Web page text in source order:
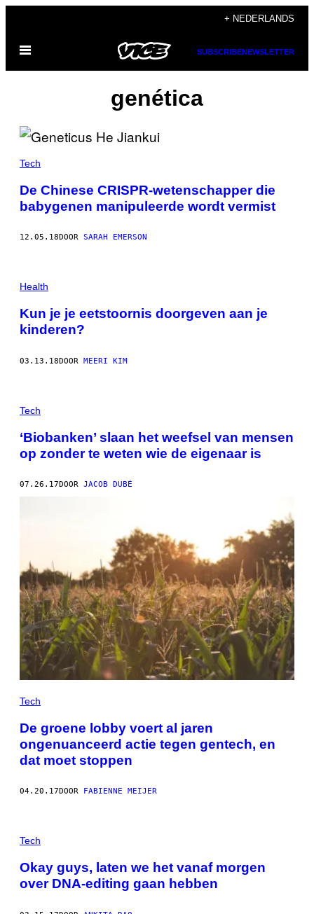
de
+ NEDERLANDS
Open
SUBSCRIBENEWSLETTER
genética
Tech
De Chinese CRISPR-wetenschapper die
babygenen manipuleerde wordt vermist
12.05.18DOOR SARAH EMERSON
Health
Kun je je eetstoornis doorgeven aan je
kinderen?
03.13.18DOOR MEERI KIM
Tech
‘Biobanken’ slaan het weefsel van mensen
op zonder te weten wie de eigenaar is
07.26.17DOOR JACOB DUBÉ
Tech
De groene lobby voert al jaren
ongenuanceerd actie tegen gentech, en
dat moet stoppen
04.20.17DOOR FABIENNE MEIJER
Tech
Okay guys, laten we het vanaf morgen
over DNA-editing gaan hebben